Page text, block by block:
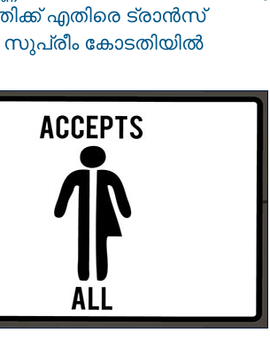
എതിരെ ട്രാൻസ്
കോടതിയിൽ